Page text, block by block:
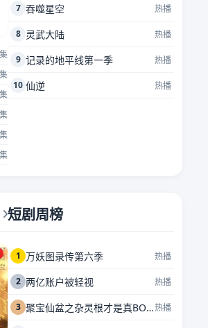
7 吞噬星空 热播
8 灵武大陆 热播
9 记录的地平线第一季 热播
10 仙逆 热播
短剧周榜
1 万妖图录传第六季 热播
2 两亿账户被轻视 热播
3 聚宝仙盆之杂灵根才是真BOSS热播